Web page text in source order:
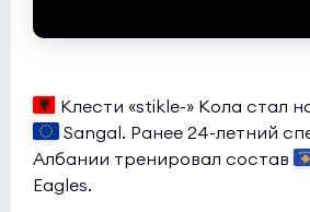
Клести «stikle-» Кола стал
Sangal. Ранее 24-летний
Албании тренировал состав
Eagles.